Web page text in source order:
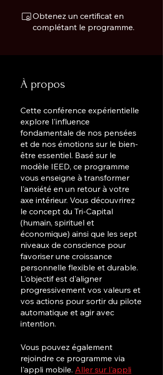
Obtenez un certificat en
complétant le programme.
À propos
Cette conférence expérientielle
explore l'influence
fondamentale de nos pensées
et de nos émotions sur le bien-
être essentiel. Basé sur le
modèle IEED, ce programme
vous enseigne à transformer
l'anxiété en un retour à votre
axe intérieur. Vous découvrirez
le concept du Tri-Capital
(humain, spirituel et
économique) ainsi que les sept
niveaux de conscience pour
favoriser une croissance
personnelle flexible et durable.
L'objectif est d'aligner
progressivement vos valeurs et
vos actions pour sortir du pilote
automatique et agir avec
intention.
Vous pouvez également
rejoindre ce programme via
l'appli mobile. Aller sur l'appli